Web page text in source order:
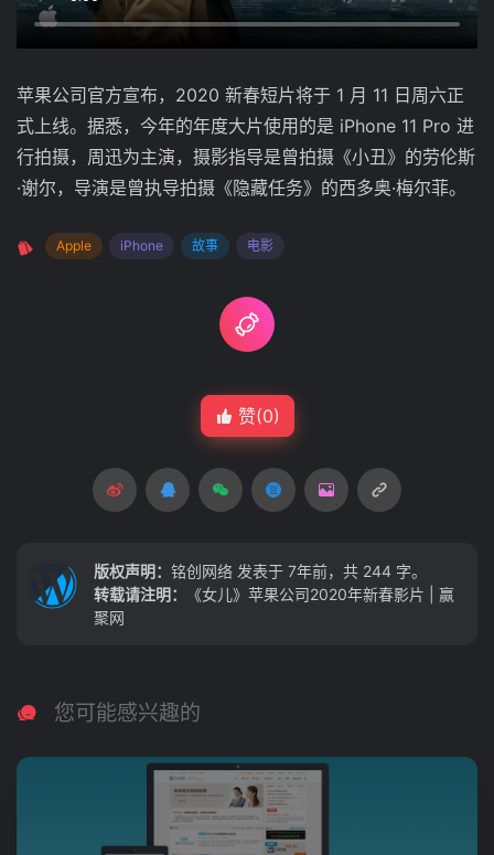
苹果公司官方宣布，2020 新春短片将于 1 月 11 日周六正
式上线。据悉，今年的年度大片使用的是 iPhone 11 Pro 进
行拍摄，周迅为主演，摄影指导是曾拍摄《小丑》的劳伦斯
·谢尔，导演是曾执导拍摄《隐藏任务》的西多奥·梅尔菲。
Apple iPhone 故事 电影
赞(0)
版权声明： 铭创网络 发表于 7年前，共 244 字。
转载请注明：
《女儿》苹果公司2020年新春影片 | 赢
聚网
您可能感兴趣的